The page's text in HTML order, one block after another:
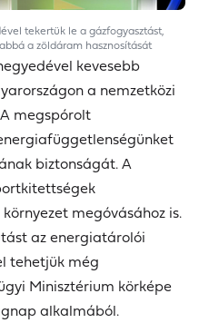
tekertük le a gázfogyasztást,
a zöldáram hasznosítását
kevesebb
a nemzetközi
megspórolt
biztonságát. A
megóvásához is.
az energiatárolói
tehetjük még
Minisztérium körképe
alkalmából.